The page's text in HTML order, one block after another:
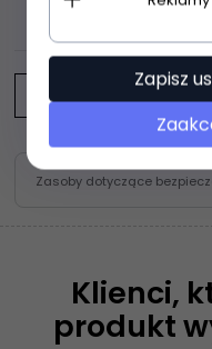
Napisz opinię
Zasoby dotyczące
Klienci,
produkt
Zapisz